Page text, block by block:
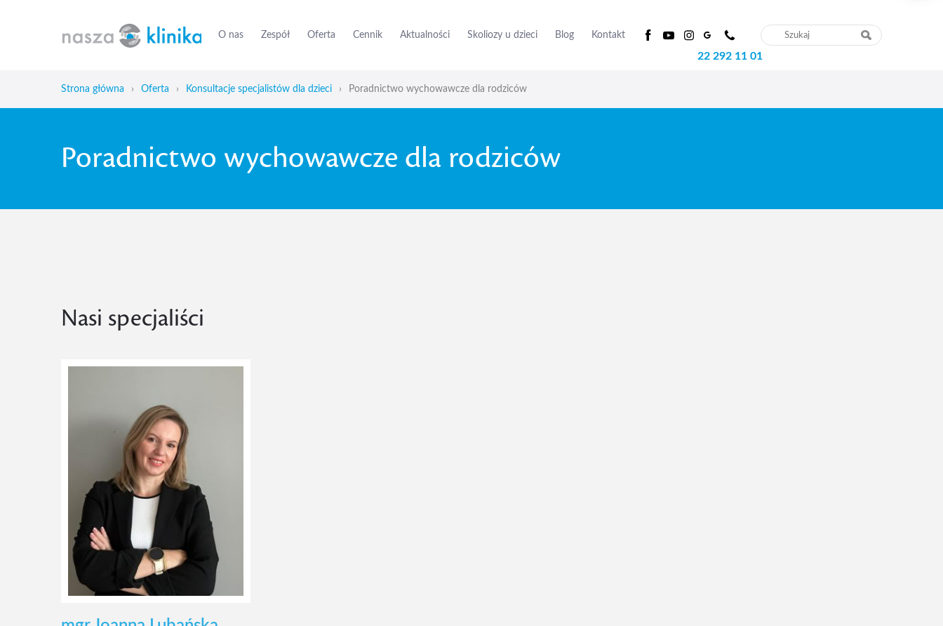
O nas Zespół Oferta Cennik Aktualności Skoliozy u dzieci Blog Kontakt
22 292 11 01
Strona główna › Oferta › Konsultacje specjalistów dla dzieci › Poradnictwo wychowawcze dla rodziców
Poradnictwo wychowawcze dla rodziców
Nasi specjaliści